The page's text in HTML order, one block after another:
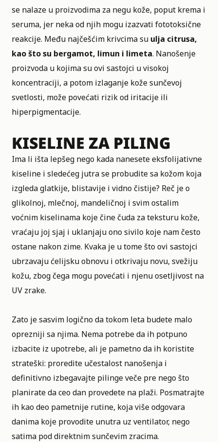
se nalaze u proizvodima za negu kože, poput krema i
seruma, jer neka od njih mogu izazvati fototoksične
reakcije. Među najčešćim krivcima su ulja citrusa,
kao što su bergamot, limun i limeta. Nanošenje
proizvoda u kojima su ovi sastojci u visokoj
koncentraciji, a potom izlaganje kože sunčevoj
svetlosti, može povećati rizik od iritacije ili
hiperpigmentacije.
KISELINE ZA PILING
Ima li išta lepšeg nego kada nanesete eksfolijativne
kiseline i sledećeg jutra se probudite sa kožom koja
izgleda glatkije, blistavije i vidno čistije? Reč je o
glikolnoj, mlečnoj, mandeličnoj i svim ostalim
voćnim kiselinama koje čine čuda za teksturu kože,
vraćaju joj sjaj i uklanjaju ono sivilo koje nam često
ostane nakon zime. Kvaka je u tome što ovi sastojci
ubrzavaju ćelijsku obnovu i otkrivaju novu, svežiju
kožu, zbog čega mogu povećati i njenu osetljivost na
UV zrake.
Zato je sasvim logično da tokom leta budete malo
oprezniji sa njima. Nema potrebe da ih potpuno
izbacite iz upotrebe, ali je pametno da ih koristite
strateški: proredite učestalost nanošenja i
definitivno izbegavajte pilinge veče pre nego što
planirate da ceo dan provedete na plaži. Posmatrajte
ih kao deo pametnije rutine, koja više odgovara
danima koje provodite unutra uz ventilator, nego
satima pod direktnim sunčevim zracima.